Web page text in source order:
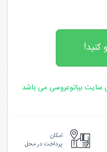
کنید!
سایت بیاتوعروسی می باشد
امکان
پرداخت در محل